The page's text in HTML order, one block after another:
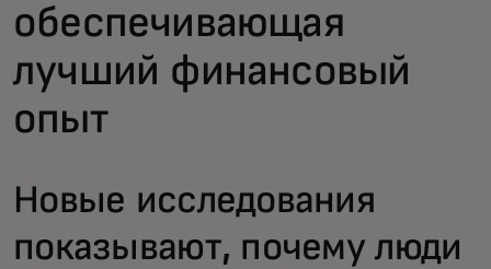
обеспечивающая
лучший финансовый
опыт
Новые исследования
показывают, почему люди